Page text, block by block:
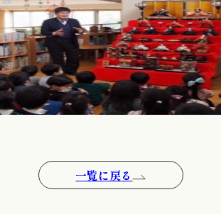
一覧に戻る